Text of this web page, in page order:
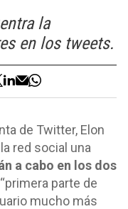
la
en los tweets.
de Twitter, Elon
red social una
a cabo en los dos
parte de
mucho más